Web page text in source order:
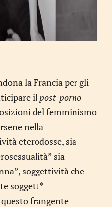
la Francia per gli
il post-porno
del femminismo
nella
eterodosse, sia
sia
soggettività che
soggett*
frangente